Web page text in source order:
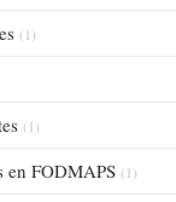
(1)
(1)
en FODMAPS (1)